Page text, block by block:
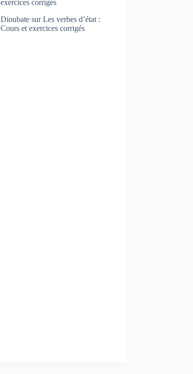
exercices corrigés
Dioubate surLes verbes d’état :
Cours et exercices corrigés